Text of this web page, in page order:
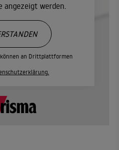
angezeigt werden.
können an Drittplattformen